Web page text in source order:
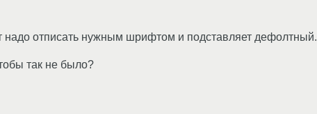
надо отписать нужным шрифтом и подставляет дефолтный.
так не было?